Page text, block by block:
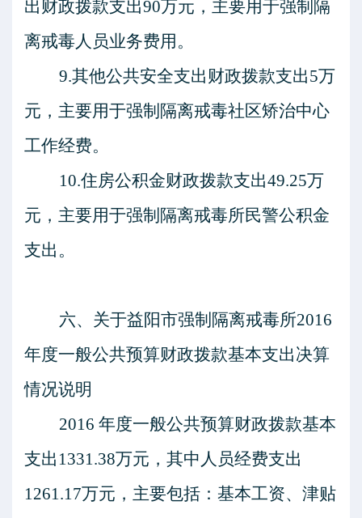
出财政拨款支出90万元，主要用于强制隔
离戒毒人员业务费用。
9.其他公共安全支出财政拨款支出5万
元，主要用于强制隔离戒毒社区矫治中心
工作经费。
10.住房公积金财政拨款支出49.25万
元，主要用于强制隔离戒毒所民警公积金
支出。
六、关于益阳市强制隔离戒毒所2016
年度一般公共预算财政拨款基本支出决算
情况说明
2016 年度一般公共预算财政拨款基本
支出 1331.38万元，其中人员经费支出
1261.17万元，主要包括：基本工资、津贴